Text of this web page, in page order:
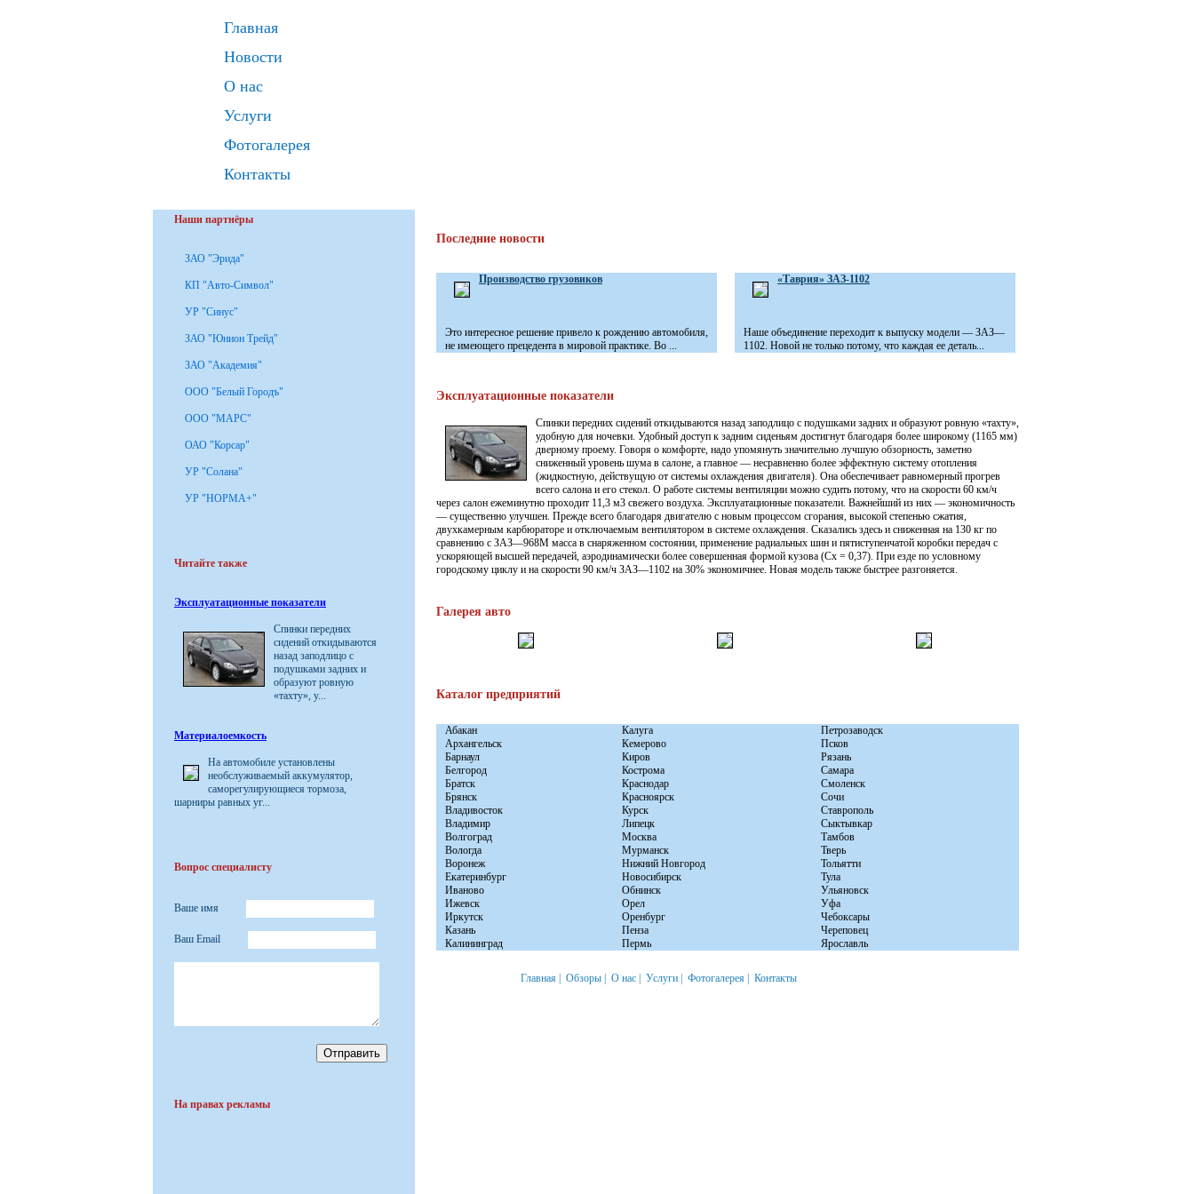
Главная
Новости
О нас
Услуги
Фотогалерея
Контакты
Наши партнёры
ЗАО "Эрида"
КП "Авто-Символ"
УР "Синус"
ЗАО "Юнион Трейд"
ЗАО "Академия"
ООО "Белый Городъ"
ООО "МАРС"
ОАО "Корсар"
УР "Cолана"
УР "НОРМА+"
Читайте также
Эксплуатационные показатели
Спинки передних
сидений откидываются
назад заподлицо с
подушками задних и
образуют ровную
«тахту», у...
Материалоемкость
На автомобиле установлены
необслуживаемый аккумулятор,
саморегулирующиеся тормоза,
шарниры равных уг...
Вопрос специалисту
Ваше имя
Ваш Email
На правах рекламы
Последние новости
Производство грузовиков
Это интересное решение привело к рождению автомобиля,
не имеющего прецедента в мировой практике. Во ...
«Таврия» ЗАЗ-1102
Наше объединение переходит к выпуску модели — ЗАЗ—
1102. Новой не только потому, что каждая ее деталь...
Эксплуатационные показатели
Спинки передних сидений откидываются назад заподлицо с подушками задних и образуют ровную «тахту»,
удобную для ночевки. Удобный доступ к задним сиденьям достигнут благодаря более широкому (1165 мм)
дверному проему. Говоря о комфорте, надо упомянуть значительно лучшую обзорность, заметно
сниженный уровень шума в салоне, а главное — несравненно более эффектную систему отопления
(жидкостную, действущую от системы охлаждения двигателя). Она обеспечивает равномерный прогрев
всего салона и его стекол. О работе системы вентиляции можно судить потому, что на скорости 60 км/ч
через салон ежеминутно проходит 11,3 м3 свежего воздуха. Эксплуатационные показатели. Важнейший из них — экономичность
— существенно улучшен. Прежде всего благодаря двигателю с новым процессом сгорания, высокой степенью сжатия,
двухкамерным карбюраторе и отключаемым вентилятором в системе охлаждения. Сказались здесь и сниженная на 130 кг по
сравнению с ЗАЗ—968М масса в снаряженном состоянии, применение радиальных шин и пятиступенчатой коробки передач с
ускоряющей высшей передачей, аэродинамически более совершенная формой кузова (Сх = 0,37). При езде по условному
городскому циклу и на скорости 90 км/ч ЗАЗ—1102 на 30% экономичнее. Новая модель также быстрее разгоняется.
Галерея авто
Каталог предприятий
Абакан
Архангельск
Барнаул
Белгород
Братск
Брянск
Владивосток
Владимир
Волгоград
Вологда
Воронеж
Екатеринбург
Иваново
Ижевск
Иркутск
Казань
Калининград
Калуга
Кемерово
Киров
Кострома
Краснодар
Красноярск
Курск
Липецк
Москва
Мурманск
Нижний Новгород
Новосибирск
Обнинск
Орел
Оренбург
Пенза
Пермь
Петрозаводск
Псков
Рязань
Самара
Смоленск
Сочи
Ставрополь
Сыктывкар
Тамбов
Тверь
Тольятти
Тула
Ульяновск
Уфа
Чебоксары
Череповец
Ярославль
Главная Обзоры О нас Услуги Фотогалерея Контакты